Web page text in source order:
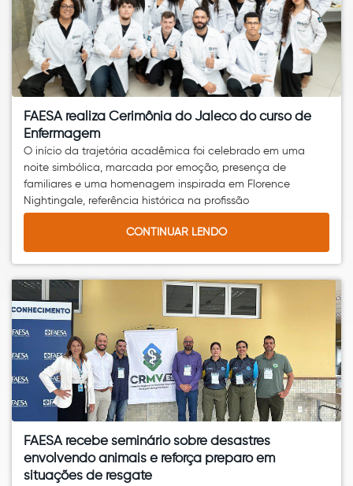
FAESA realiza Cerimônia do Jaleco do curso de
Enfermagem
O início da trajetória acadêmica foi celebrado em uma
noite simbólica, marcada por emoção, presença de
familiares e uma homenagem inspirada em Florence
Nightingale , referência histórica na profissão
CONTINUAR LENDO
FAESA recebe seminário sobre desastres
envolvendo animais e reforça preparo em
situações de resgate